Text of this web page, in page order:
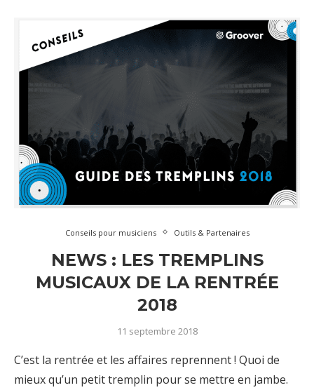
Conseils pour musiciens Outils & Partenaires
NEWS : LES TREMPLINS
MUSICAUX DE LA RENTRÉE
2018
11 septembre 2018
C’est la rentrée et les affaires reprennent ! Quoi de
mieux qu’un petit tremplin pour se mettre en jambe.